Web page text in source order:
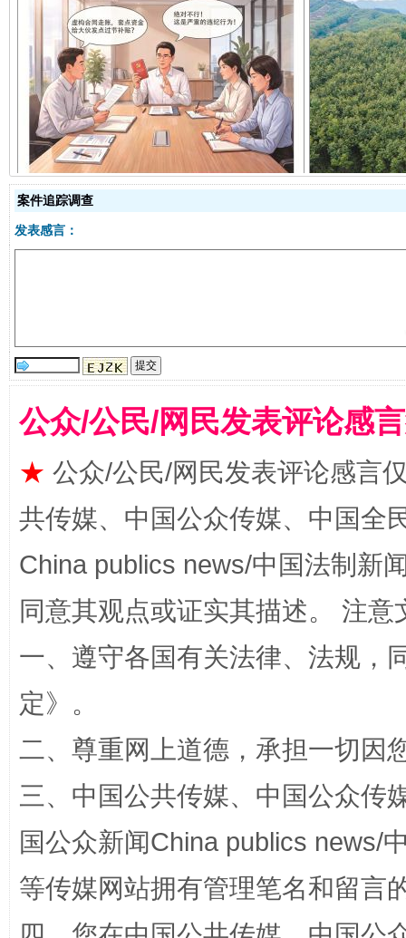
揭开“小金库”的免责幌子
全民健身五年计划来了！等你上场
阿坝州三大球赛在茂县开幕 规模
案件追踪调查
发表感言：
公众/公民/网民发表评论感
★ 公众/公民/网民发表评论感言
共传媒、中国公众传媒、中国全
China publics news/中国法制新
同意其观点或证实其描述。 注
一、遵守各国有关法律、法规，
定》。
二、尊重网上道德，承担一切因
三、中国公共传媒、中国公众传
国公众新闻China publics news/
等传媒网站拥有管理笔名和留言